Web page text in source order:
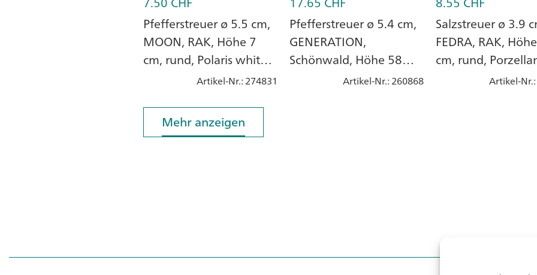
Pfefferstreuer ø 5.5 cm,
MOON, RAK, Höhe 7
cm, rund, Polaris white,
Artikel-Nr.: 274831
Pfefferstreuer ø 5.4 cm,
GENERATION,
Schönwald, Höhe 58
mm, Rund, Uni Weiss,
Artikel-Nr.: 260868
Salzstreuer ø 3.9
FEDRA, RAK,
cm, rund,
Artikel-Nr.
Mehr anzeigen
Mehr anzeigen